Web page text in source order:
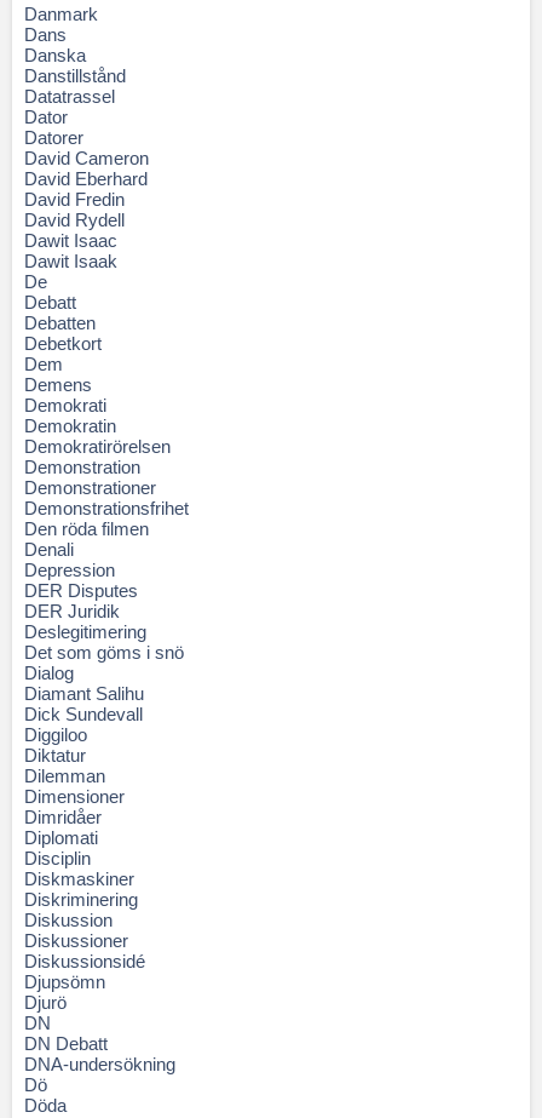
Danmark
Dans
Danska
Danstillstånd
Datatrassel
Dator
Datorer
David Cameron
David Eberhard
David Fredin
David Rydell
Dawit Isaac
Dawit Isaak
De
Debatt
Debatten
Debetkort
Dem
Demens
Demokrati
Demokratin
Demokratirörelsen
Demonstration
Demonstrationer
Demonstrationsfrihet
Den röda filmen
Denali
Depression
DER Disputes
DER Juridik
Deslegitimering
Det som göms i snö
Dialog
Diamant Salihu
Dick Sundevall
Diggiloo
Diktatur
Dilemman
Dimensioner
Dimridåer
Diplomati
Disciplin
Diskmaskiner
Diskriminering
Diskussion
Diskussioner
Diskussionsidé
Djupsömn
Djurö
DN
DN Debatt
DNA-undersökning
Dö
Döda